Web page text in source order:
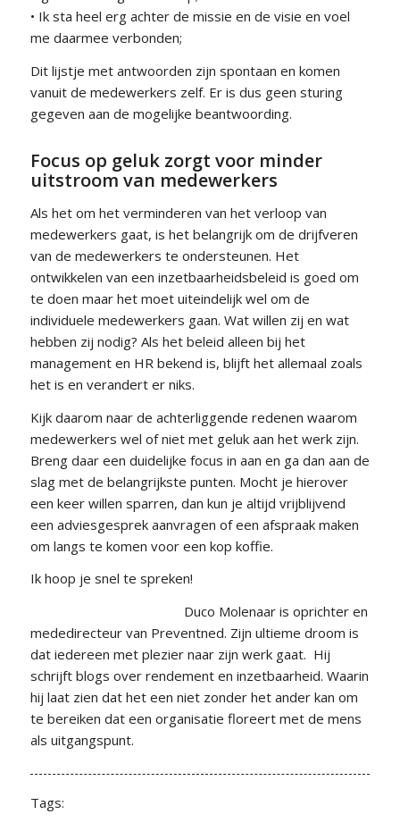
• Ik sta heel erg achter de missie en de visie en voel
me daarmee verbonden;
Dit lijstje met antwoorden zijn spontaan en komen
vanuit de medewerkers zelf. Er is dus geen sturing
gegeven aan de mogelijke beantwoording.
Focus op geluk zorgt voor minder
uitstroom van medewerkers
Als het om het verminderen van het verloop van
medewerkers gaat, is het belangrijk om de drijfveren
van de medewerkers te ondersteunen. Het
ontwikkelen van een inzetbaarheidsbeleid is goed om
te doen maar het moet uiteindelijk wel om de
individuele medewerkers gaan. Wat willen zij en wat
hebben zij nodig? Als het beleid alleen bij het
management en HR bekend is, blijft het allemaal zoals
het is en verandert er niks.
Kijk daarom naar de achterliggende redenen waarom
medewerkers wel of niet met geluk aan het werk zijn.
Breng daar een duidelijke focus in aan en ga dan aan de
slag met de belangrijkste punten. Mocht je hierover
een keer willen sparren, dan kun je altijd vrijblijvend
een adviesgesprek aanvragen of een afspraak maken
om langs te komen voor een kop koffie.
Ik hoop je snel te spreken!
Duco Molenaar is oprichter en
mededirecteur van Preventned. Zijn ultieme droom is
dat iedereen met plezier naar zijn werk gaat. Hij
schrijft blogs over rendement en inzetbaarheid. Waarin
hij laat zien dat het een niet zonder het ander kan om
te bereiken dat een organisatie floreert met de mens
als uitgangspunt.
Tags: